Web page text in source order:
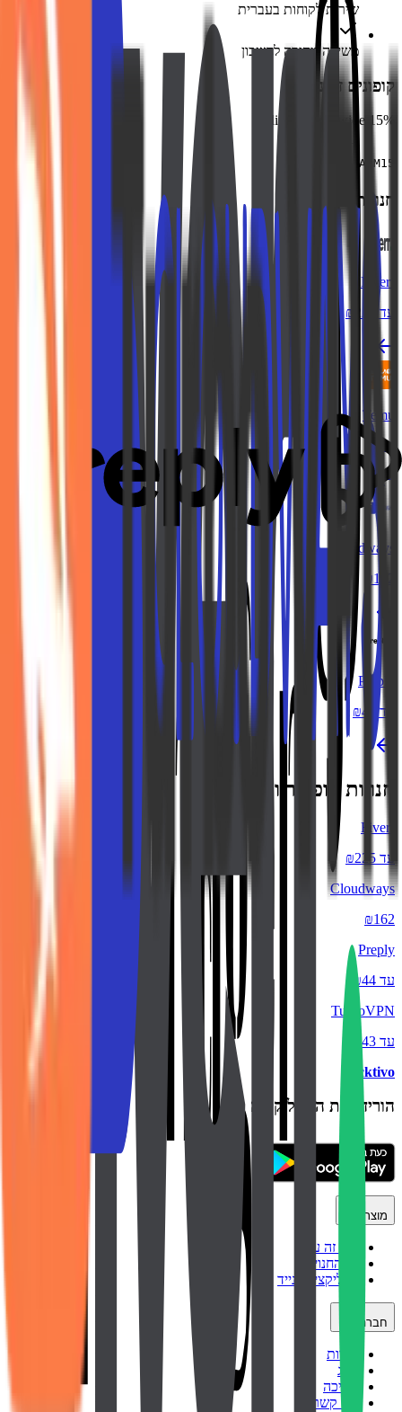
שירות לקוחות בעברית
משיכה מהירה לחשבון
קופונים זמינים
15% discount sitewide
ADM15
חנויות דומות
Fiverr
עד ₪225
Temu
15%
Cloudways
₪162
Preply
עד ₪44
חנויות פופולריות
Fiverr
עד ₪225
Cloudways
₪162
Preply
עד ₪44
TurboVPN
עד ₪43
backtivo
הורידו את האפליקציה
מוצר
איך זה עובד
כל החנויות
אפליקציה לנייד
חברה
אודות
בלוג
תמיכה
צור קשר